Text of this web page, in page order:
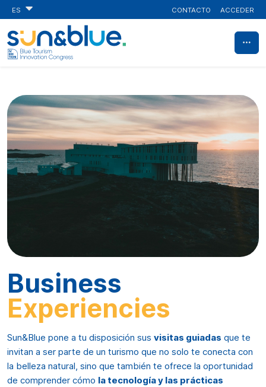
ES CONTACTO ACCEDER
Business
Experiencies
Sun&Blue pone a tu disposición sus visitas guiadas que te
invitan a ser parte de un turismo que no solo te conecta con
la belleza natural, sino que también te ofrece la oportunidad
de comprender cómo la tecnología y las prácticas